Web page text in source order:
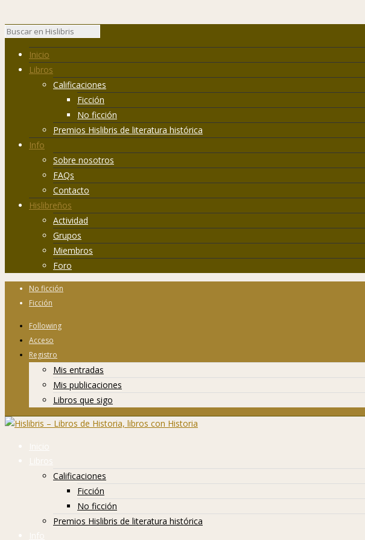
Inicio
Libros
Calificaciones
Ficción
No ficción
Premios Hislibris de literatura histórica
Info
Sobre nosotros
FAQs
Contacto
Hislibreños
Actividad
Grupos
Miembros
Foro
No ficción
Ficción
Following
Acceso
Registro
Mis entradas
Mis publicaciones
Libros que sigo
Inicio
Libros
Calificaciones
Ficción
No ficción
Premios Hislibris de literatura histórica
Info